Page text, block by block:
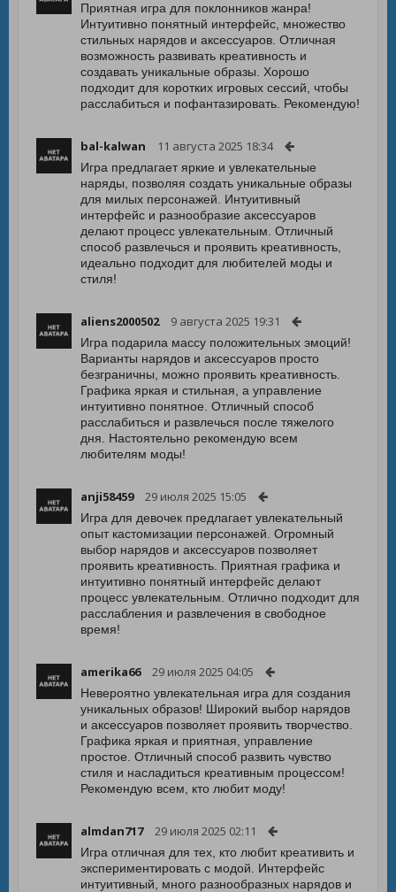
Приятная игра для поклонников жанра!
Интуитивно понятный интерфейс, множество
стильных нарядов и аксессуаров. Отличная
возможность развивать креативность и
создавать уникальные образы. Хорошо
подходит для коротких игровых сессий, чтобы
расслабиться и пофантазировать. Рекомендую!
bal-kalwan 11 августа 2025 18:34
Игра предлагает яркие и увлекательные
наряды, позволяя создать уникальные образы
для милых персонажей. Интуитивный
интерфейс и разнообразие аксессуаров
делают процесс увлекательным. Отличный
способ развлечься и проявить креативность,
идеально подходит для любителей моды и
стиля!
aliens2000502 9 августа 2025 19:31
Игра подарила массу положительных эмоций!
Варианты нарядов и аксессуаров просто
безграничны, можно проявить креативность.
Графика яркая и стильная, а управление
интуитивно понятное. Отличный способ
расслабиться и развлечься после тяжелого
дня. Настоятельно рекомендую всем
любителям моды!
anji58459 29 июля 2025 15:05
Игра для девочек предлагает увлекательный
опыт кастомизации персонажей. Огромный
выбор нарядов и аксессуаров позволяет
проявить креативность. Приятная графика и
интуитивно понятный интерфейс делают
процесс увлекательным. Отлично подходит для
расслабления и развлечения в свободное
время!
amerika66 29 июля 2025 04:05
Невероятно увлекательная игра для создания
уникальных образов! Широкий выбор нарядов
и аксессуаров позволяет проявить творчество.
Графика яркая и приятная, управление
простое. Отличный способ развить чувство
стиля и насладиться креативным процессом!
Рекомендую всем, кто любит моду!
almdan717 29 июля 2025 02:11
Игра отличная для тех, кто любит креативить и
экспериментировать с модой. Интерфейс
интуитивный, много разнообразных нарядов и